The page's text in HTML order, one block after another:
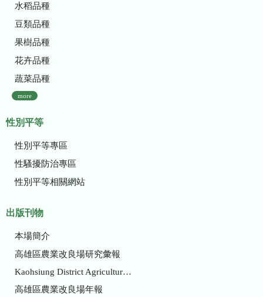
水稻品種
豆類品種
果樹品種
花卉品種
蔬菜品種
more
性別平等
性別平等專區
性騷擾防治專區
性別平等相關網站
出版刊物
本場簡介
高雄區農業改良場研究彙報
Kaohsiung District Agricultural Research and Extension Station
高雄區農業改良場年報